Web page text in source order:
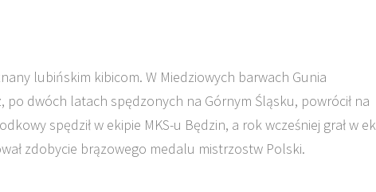
lubińskim kibicom. W Miedziowych barwach Gunia
po dwóch latach spędzonych na Górnym Śląsku, powrócił na
spędził w ekipie MKS-u Będzin, a rok wcześniej grał w
zdobycie brązowego medalu mistrzostw Polski.